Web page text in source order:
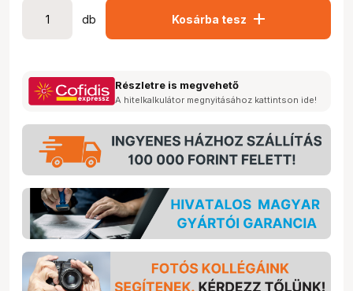
db Kosárba tesz add
Részletre is megvehető
A hitelkalkulátor megnyitásához kattintson ide!